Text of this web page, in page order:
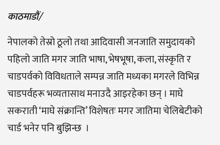
काठमाडौं/
नेपालको तेस्रो ठूलो तथा आदिवासी जनजाति समुदायको
पहिलो जाति मगर जाति भाषा, भेषभूषा, कला, संस्कृति र
चाडपर्वको विविधताले सम्पन्न जाति मध्यका मगरले विभिन्न
चाडपर्वहरू भव्यतासाथ मनाउदै आइरहेका छन् । माघे
सकराती ‘माघे संक्रान्ति’ विशेषतः मगर जातिमा चेलिबेटीको
चार्ड भनेर पनि बुझिन्छ ।